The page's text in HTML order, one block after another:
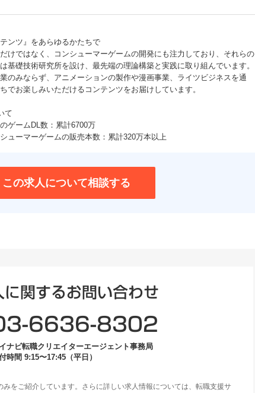
ンツ』をあらゆるかたちで
けではなく、コンシューマーゲームの開発にも注力しており、それらの
基礎技術研究所を設け、最先端の理論構築と実践に取り組んでいます。
のみならず、アニメーションの製作や漫画事業、ライツビジネスを通
でお楽しみいただけるコンテンツをお届けしています。
て
ゲームDL数：累計6700万
ューマーゲームの販売本数：累計320万本以上
この求人について相談する
に関するお問い合わせ
6636-8302
ナビ転職クリエイターエージェント事務局
時間 9:15〜17:45（平日）
をご紹介しています。さらに詳しい求人情報については、転職支援サ